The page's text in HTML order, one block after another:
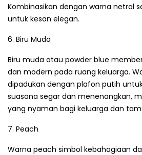
Kombinasikan dengan warna netral
untuk kesan elegan.
6. Biru Muda
Biru muda atau powder blue
dan modern pada ruang keluarga.
dipadukan dengan plafon putih
suasana segar dan menenangkan,
yang nyaman bagi keluarga dan
7. Peach
Warna peach simbol kebahagiaan